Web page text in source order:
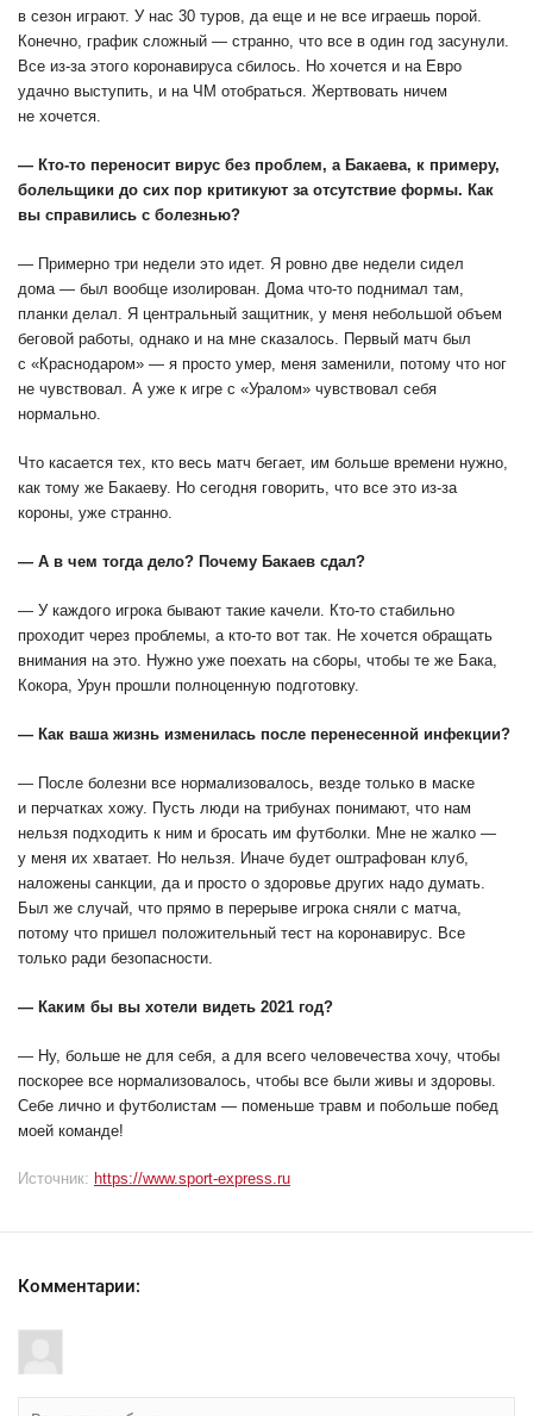
в сезон играют. У нас 30 туров, да еще и не все играешь порой.
Конечно, график сложный — странно, что все в один год засунули.
Все из-за этого коронавируса сбилось. Но хочется и на Евро
удачно выступить, и на ЧМ отобраться. Жертвовать ничем
не хочется.
— Кто-то переносит вирус без проблем, а Бакаева, к примеру,
болельщики до сих пор критикуют за отсутствие формы. Как
вы справились с болезнью?
— Примерно три недели это идет. Я ровно две недели сидел
дома — был вообще изолирован. Дома что-то поднимал там,
планки делал. Я центральный защитник, у меня небольшой объем
беговой работы, однако и на мне сказалось. Первый матч был
с «Краснодаром» — я просто умер, меня заменили, потому что ног
не чувствовал. А уже к игре с «Уралом» чувствовал себя
нормально.
Что касается тех, кто весь матч бегает, им больше времени нужно,
как тому же Бакаеву. Но сегодня говорить, что все это из-за
короны, уже странно.
— А в чем тогда дело? Почему Бакаев сдал?
— У каждого игрока бывают такие качели. Кто-то стабильно
проходит через проблемы, а кто-то вот так. Не хочется обращать
внимания на это. Нужно уже поехать на сборы, чтобы те же Бака,
Кокора, Урун прошли полноценную подготовку.
— Как ваша жизнь изменилась после перенесенной инфекции?
— После болезни все нормализовалось, везде только в маске
и перчатках хожу. Пусть люди на трибунах понимают, что нам
нельзя подходить к ним и бросать им футболки. Мне не жалко —
у меня их хватает. Но нельзя. Иначе будет оштрафован клуб,
наложены санкции, да и просто о здоровье других надо думать.
Был же случай, что прямо в перерыве игрока сняли с матча,
потому что пришел положительный тест на коронавирус. Все
только ради безопасности.
— Каким бы вы хотели видеть 2021 год?
— Ну, больше не для себя, а для всего человечества хочу, чтобы
поскорее все нормализовалось, чтобы все были живы и здоровы.
Себе лично и футболистам — поменьше травм и побольше побед
моей команде!
Источник: https://www.sport-express.ru
Комментарии: